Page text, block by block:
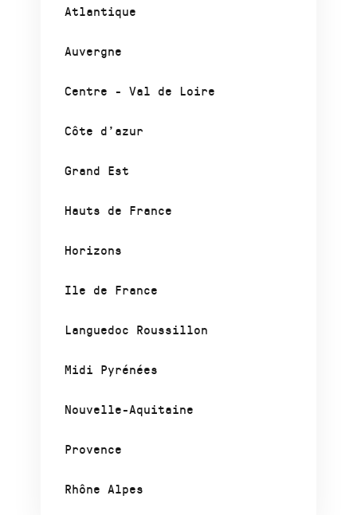
Atlantique
Auvergne
Centre - Val de Loire
Côte d’azur
Grand Est
Hauts de France
Horizons
Ile de France
Languedoc Roussillon
Midi Pyrénées
Nouvelle-Aquitaine
Provence
Rhône Alpes